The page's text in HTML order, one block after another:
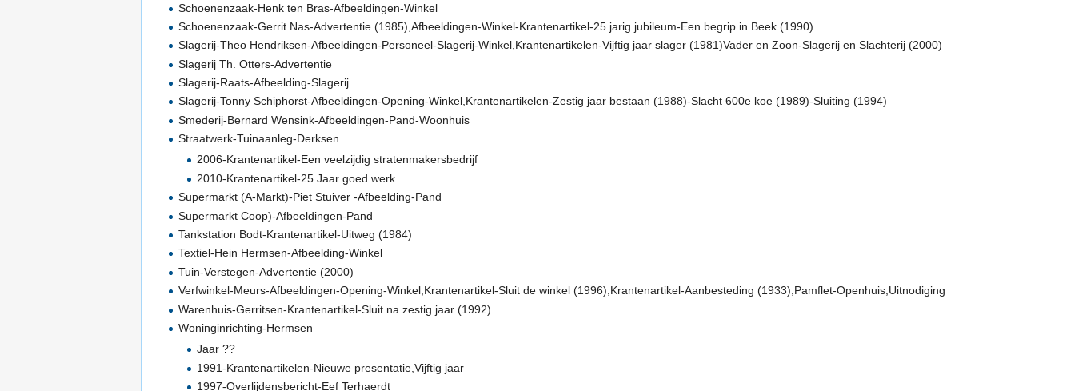
Schoenenzaak-Henk ten Bras-Afbeeldingen-Winkel
Schoenenzaak-Gerrit Nas-Advertentie (1985),Afbeeldingen-Winkel-Krantenartikel-25 jarig jubileum-Een begrip in Beek (1990)
Slagerij-Theo Hendriksen-Afbeeldingen-Personeel-Slagerij-Winkel,Krantenartikelen-Vijftig jaar slager (1981)Vader en Zoon-Slagerij en Slachterij (2000)
Slagerij Th. Otters-Advertentie
Slagerij-Raats-Afbeelding-Slagerij
Slagerij-Tonny Schiphorst-Afbeeldingen-Opening-Winkel,Krantenartikelen-Zestig jaar bestaan (1988)-Slacht 600e koe (1989)-Sluiting (1994)
Smederij-Bernard Wensink-Afbeeldingen-Pand-Woonhuis
Straatwerk-Tuinaanleg-Derksen
2006-Krantenartikel-Een veelzijdig stratenmakersbedrijf
2010-Krantenartikel-25 Jaar goed werk
Supermarkt (A-Markt)-Piet Stuiver -Afbeelding-Pand
Supermarkt Coop)-Afbeeldingen-Pand
Tankstation Bodt-Krantenartikel-Uitweg (1984)
Textiel-Hein Hermsen-Afbeelding-Winkel
Tuin-Verstegen-Advertentie (2000)
Verfwinkel-Meurs-Afbeeldingen-Opening-Winkel,Krantenartikel-Sluit de winkel (1996),Krantenartikel-Aanbesteding (1933),Pamflet-Openhuis,Uitnodiging
Warenhuis-Gerritsen-Krantenartikel-Sluit na zestig jaar (1992)
Woninginrichting-Hermsen
Jaar ??
1991-Krantenartikelen-Nieuwe presentatie,Vijftig jaar
1997-Overlijdensbericht-Eef Terhaerdt